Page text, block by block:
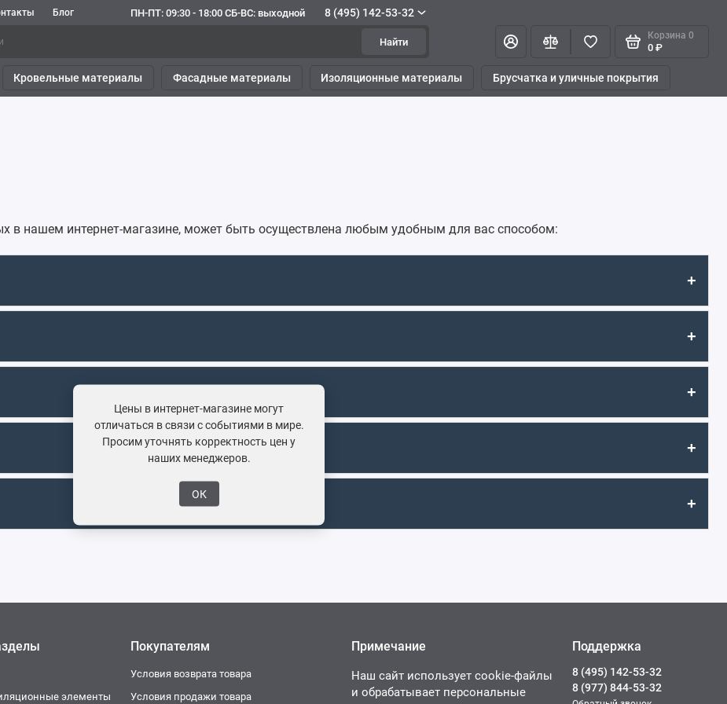
Блог ПН-ПТ: 09:30 - 18:00 СБ-ВС: выходной 8 (495) 142-53-32
Найти
Корзина 0
0 ₽
Кровельные материалы Фасадные материалы Изоляционные материалы Брусчатка и уличные покрытия
в нашем интернет-магазине, может быть осуществлена любым удобным для вас способом:
+
+
+
+
+
элементы
Покупателям
Условия возврата товара
Условия продажи товара
Примечание
Наш сайт использует cookie-файлы
и обрабатывает персональные
Поддержка
8 (495) 142-53-32
8 (977) 844-53-32
Цены в интернет-магазине могут
отличаться в связи с событиями в мире.
Просим уточнять корректность цен у
наших менеджеров.
ОК